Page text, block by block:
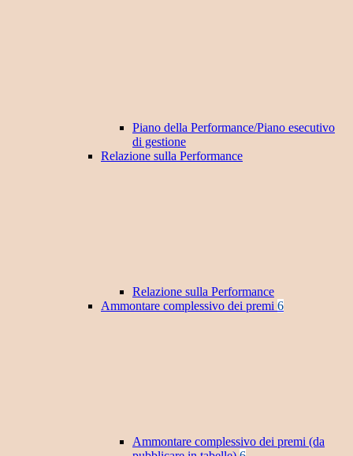
Piano della Performance/Piano esecutivo
di gestione
Relazione sulla Performance
Relazione sulla Performance
Ammontare complessivo dei premi 6
Ammontare complessivo dei premi (da